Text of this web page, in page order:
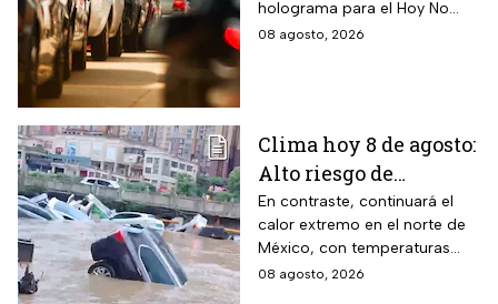
holograma para el Hoy No
Circula de este sábado
08 agosto, 2026
Clima hoy 8 de agosto:
Alto riesgo de
inundaciones y
desbordamiento de
ríos por lluvias
intensas en dos
En contraste, continuará el
calor extremo en el norte de
México, con temperaturas
superiores a 45°C en el
08 agosto, 2026